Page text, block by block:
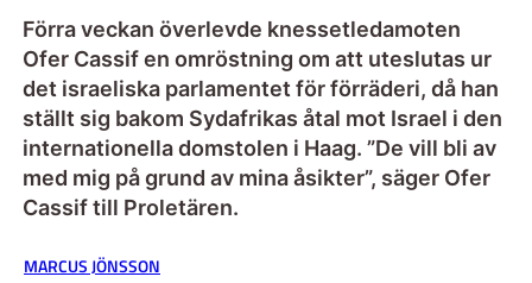
Förra veckan överlevde knessetledamoten
Ofer Cassif en omröstning om att uteslutas ur
det israeliska parlamentet för förräderi, då han
ställt sig bakom Sydafrikas åtal mot Israel i den
internationella domstolen i Haag. ”De vill bli av
med mig på grund av mina åsikter”, säger Ofer
Cassif till Proletären.
MARCUS JÖNSSON